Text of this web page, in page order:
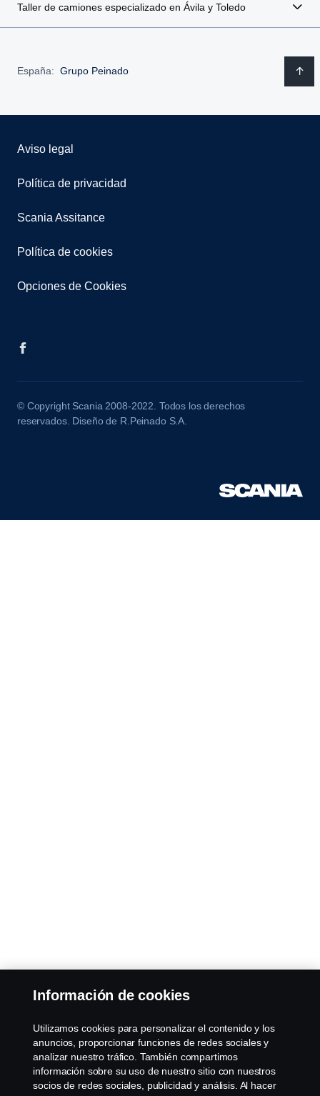
Taller de camiones especializado en Ávila y Toledo
España: Grupo Peinado
Aviso legal
Política de privacidad
Scania Assitance
Política de cookies
Opciones de Cookies
© Copyright Scania 2008-2022. Todos los derechos
reservados. Diseño de R.Peinado S.A.
Información de cookies
Utilizamos cookies para personalizar el contenido y los
anuncios, proporcionar funciones de redes sociales y
analizar nuestro tráfico. También compartimos
información sobre su uso de nuestro sitio con nuestros
socios de redes sociales, publicidad y análisis. Al hacer